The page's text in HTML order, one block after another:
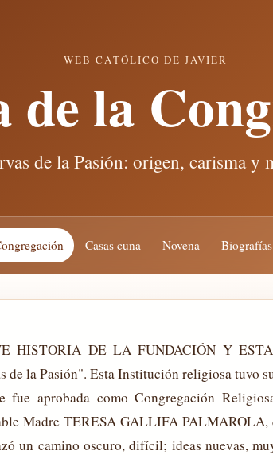
WEB CATÓLICO DE JAVIER
la
de la Pasión: origen, carisma y
Casas cuna Novena
HISTORIA DE LA FUNDACIÓN Y
de la Pasión". Esta Institución religiosa tuvo
fue aprobada como Congregación
Madre TERESA GALLIFA
un camino oscuro, difícil; ideas nuevas,